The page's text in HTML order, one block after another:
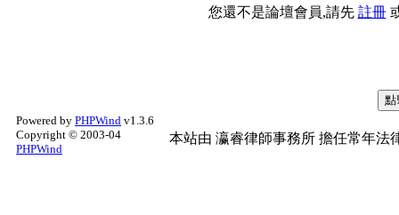
您還不是論壇會員,請先 註冊
Powered by PHPWind v1.3.6
Copyright © 2003-04
PHPWind
本站由 瀛睿律師事務所 擔任常年法